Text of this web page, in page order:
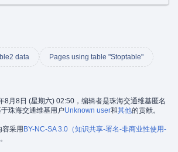
data Pages using table "Stoptable"
8月8日 (星期六) 02:50，编辑者是珠海交通维基匿名
于珠海交通维基用户Unknown user和其他的贡献。
容采用BY-NC-SA 3.0（知识共享-署名-非商业性使用-